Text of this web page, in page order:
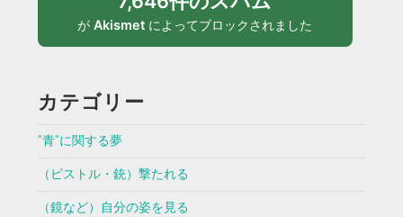
がAkismet によってブロックされました
カテゴリー
”青”に関する夢
（ピストル・銃）撃たれる
（鏡など）自分の姿を見る